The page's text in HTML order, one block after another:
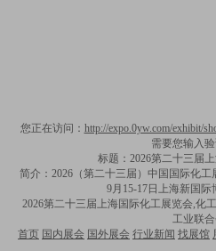
您正在访问： http://expo.0yw.com/exhibit/
需要您输入验
标题：2026第二十三届
简介：2026（第二十三届）中国国际化工
9月15-17日上海新国际
2026第二十三届上海国际化工展览会,化
工业联
首页 国内展会 国外展会 行业新闻 找展馆